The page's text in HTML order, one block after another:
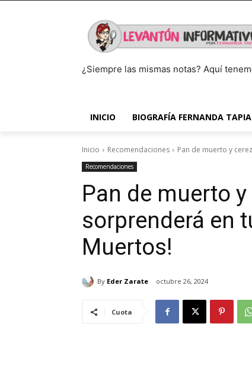
¿Siempre las mismas notas? Aquí
INICIO BIOGRAFÍA FERNANDA TAPIA
Inicio Recomendaciones Pan de muerto y
Recomendaciones
Pan de muerto y
sorprenderá en
Muertos!
By Eder Zarate octubre 26, 2024
Cuota